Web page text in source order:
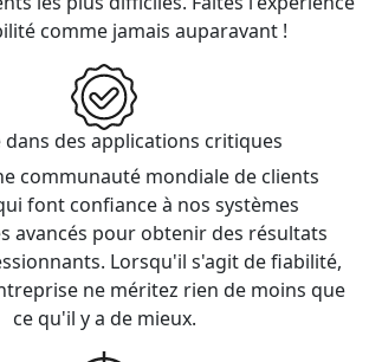
comme jamais auparavant !
dans des applications critiques
communauté mondiale de clients
font confiance à nos systèmes
avancés pour obtenir des résultats
Lorsqu'il s'agit de fiabilité,
ne méritez rien de moins que
ce qu'il y a de mieux.